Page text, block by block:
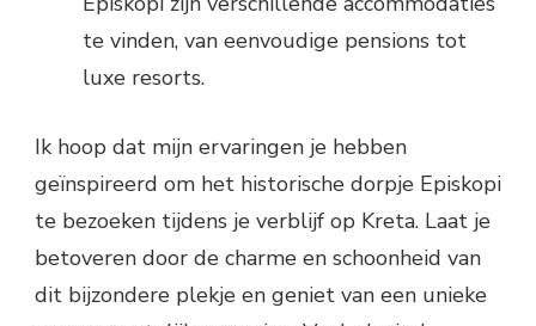
te vinden, van eenvoudige pensions tot
luxe resorts.
Ik hoop dat mijn ervaringen je hebben
geïnspireerd om het historische dorpje Episkopi
te bezoeken tijdens je verblijf op Kreta. Laat je
betoveren door de charme en schoonheid van
dit bijzondere plekje en geniet van een unieke